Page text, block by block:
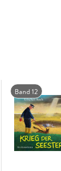
Band 12